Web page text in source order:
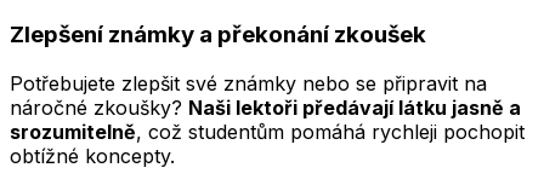
Zlepšení známky a překonání zkoušek
Potřebujete zlepšit své známky nebo se připravit na
náročné zkoušky? Naši lektoři předávají látku jasně a
srozumitelně, což studentům pomáhá rychleji pochopit
obtížné koncepty.